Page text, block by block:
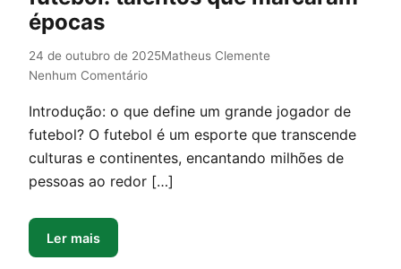
épocas
24 de outubro de 2025Matheus Clemente
Nenhum Comentário
Introdução: o que define um grande jogador de
futebol? O futebol é um esporte que transcende
culturas e continentes, encantando milhões de
pessoas ao redor […]
Ler mais